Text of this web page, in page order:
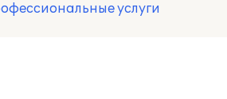
услуги